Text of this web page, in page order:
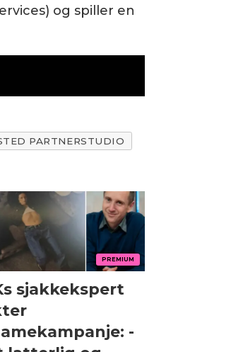
og spiller en
PARTNERSTUDIO
PREMIUM
sjakkekspert
-